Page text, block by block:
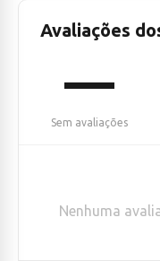
Avaliações
—
Sem avaliações
Nenhuma